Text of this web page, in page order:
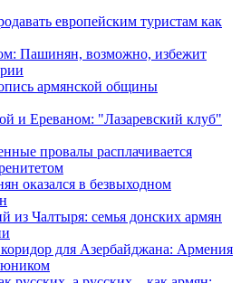
европейским туристам как
Пашинян, возможно, избежит
армянской общины
и Ереваном: "Лазаревский клуб"
провалы расплачивается
оказался в безвыходном
из Чалтыря: семья донских армян
для Азербайджана: Армения